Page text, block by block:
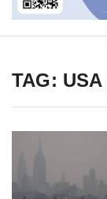
TAG: USA